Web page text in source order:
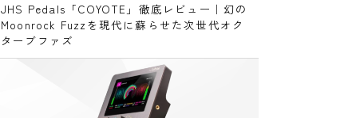
JHS Pedals「COYOTE」徹底レビュー｜幻の
Moonrock Fuzzを現代に蘇らせた次世代オク
ターブファズ